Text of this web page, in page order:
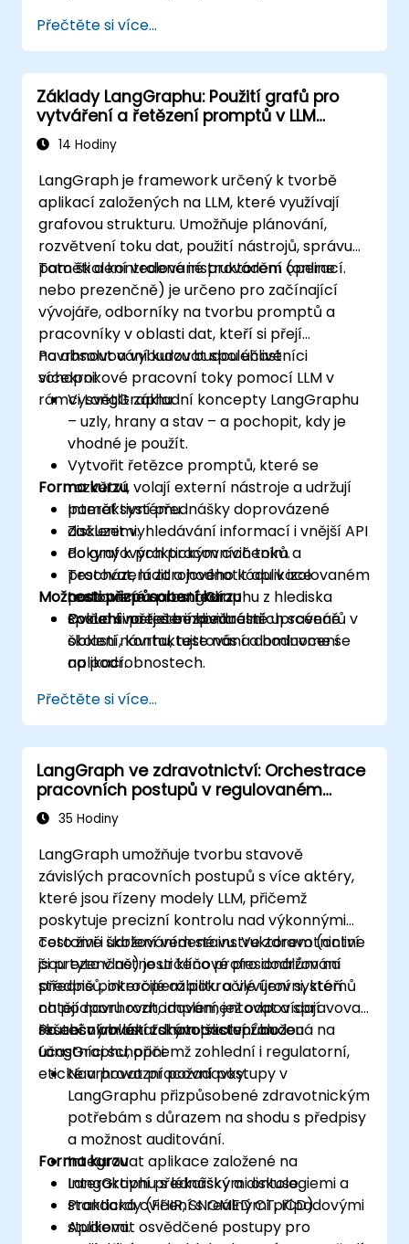
Přečtěte si více...
Základy LangGraphu: Použití grafů pro
vytváření a řetězení promptů v LLM
aplikacích
14 Hodiny
LangGraph je framework určený k tvorbě
aplikací založených na LLM, které využívají
grafovou strukturu. Umožňuje plánování,
rozvětvení toku dat, použití nástrojů, správu
paměti a kontrolované provádění operací.
Toto školení vedené instruktorem (online
nebo prezenčně) je určeno pro začínající
vývojáře, odborníky na tvorbu promptů a
pracovníky v oblasti dat, kteří si přejí
navrhnout a vybudovat spolehlivé
vícekrokové pracovní toky pomocí LLM v
rámci LangGraphu.
Po absolvování kurzu budou účastníci
schopni:
Vysvětlit základní koncepty LangGraphu
– uzly, hrany a stav – a pochopit, kdy je
vhodné je použít.
Vytvořit řetězce promptů, které se
rozvětví, volají externí nástroje a udržují
paměť systému.
Začlenit vyhledávání informací i vnější API
do grafových pracovních toků.
Testovat, ladit a hodnotit aplikace
postavené na LangGraphu z hlediska
spolehlivosti a bezpečnosti.
Forma kurzu
Interaktivní přednášky doprovázené
diskuzemi.
Pokyny k praktickým cvičením a
procházení zdrojového kódu v izolovaném
testovacím prostředí.
Cvičení na řešení konkrétních scénářů v
oblasti návrhu, testování a hodnocení
aplikací.
Možnosti přizpůsobení kurzu
Pokud si přejete individuálně upravené
školení, kontaktujte nás a domluvme se
na podrobnostech.
Přečtěte si více...
LangGraph ve zdravotnictví: Orchestrace
pracovních postupů v regulovaném
prostředí
35 Hodiny
LangGraph umožňuje tvorbu stavově
závislých pracovních postupů s více aktéry,
které jsou řízeny modely LLM, přičemž
poskytuje precizní kontrolu nad výkonnými
cestami i udržováním stavu. Ve zdravotnictví
jsou tyto vlastnosti klíčové pro dodržování
předpisů, interoperabilitu a vyvíjení systémů
na podporu rozhodování, jež odpovídají
skutečným lékařským postupům.
Toto živé školení vedené instruktorem (online
či prezenčně) je určeno profesionálům na
středně pokročilé až pokročilé úrovni, kteří
chtějí navrhovat, implementovat a spravovat
řešení v oblasti zdravotnictví založená na
LangGraphu, přičemž zohlední i regulatorní,
etické a provozní požadavky.
Po absolvování tohoto školení budou
účastníci schopni:
Navrhovat pracovní postupy v
LangGraphu přizpůsobené zdravotnickým
potřebám s důrazem na shodu s předpisy
a možnost auditování.
Integrovat aplikace založené na
LangGraphu s lékařskými ontologiemi a
standardy (FHIR, SNOMED CT, ICD).
Aplikovat osvědčené postupy pro
Forma kurzu
Interaktivní přednášky a diskuse.
Praktická cvičení s reálnými případovými
studiemi.